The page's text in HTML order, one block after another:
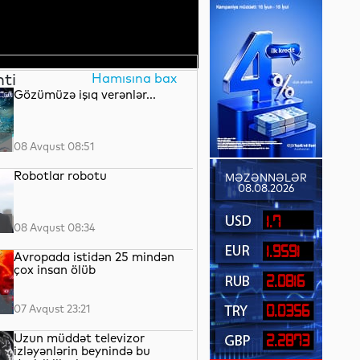
Hamısına bax
Gözümüzə işıq verənlər...
08 Avqust 08:51
Robotlar robotu
08 Avqust 08:34
Avropada istidən 25 mindən
çox insan ölüb
07 Avqust 23:21
Uzun müddət televizor
izləyənlərin beynində bu
MƏZƏNNƏLƏR
08.08.2026
1.7
1.9591
2.0816
0.0356
2.2873